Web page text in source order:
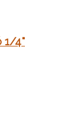
1/4"